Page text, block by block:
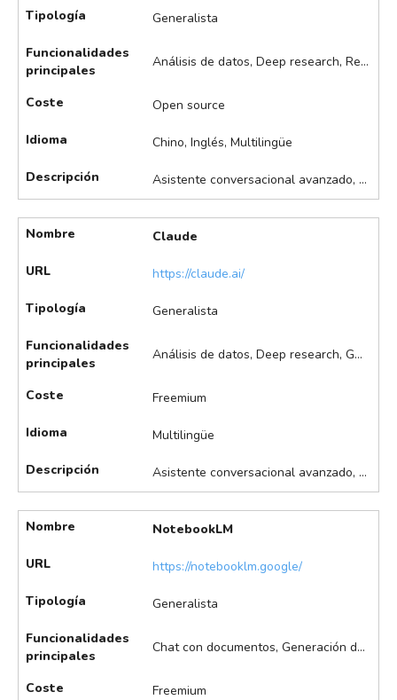
Tipología Generalista
Funcionalidades
principales
Análisis de datos, Deep research, Redacción de documentos, Resumen de documentos, Traducción de documentos, Transcripciones
Coste Open source
Idioma Chino, Inglés, Multilingüe
Descripción Asistente conversacional avanzado, permite la generación de texto, análisis, soporte de código, traducción, resúmenes y automatización de tareas. También permite búsqueda y análisis de información.
Nombre Claude
URL https://claude.ai/
Tipología Generalista
Funcionalidades
principales
Análisis de datos, Deep research, Generación de ideas, Redacción de documentos, Resumen de documentos, Traducción de documentos
Coste Freemium
Idioma Multilingüe
Descripción Asistente conversacional avanzado, útil para el análisis de documentos extensos y razonamiento lógico. Permite la generación y edición de texto, análisis de documentos extensos, razonamiento lógico, resúmenes y automatización de tareas.
Nombre NotebookLM
URL https://notebooklm.google/
Tipología Generalista
Funcionalidades
principales
Chat con documentos, Generación de ideas, Resumen de documentos, Traducción de documentos
Coste Freemium